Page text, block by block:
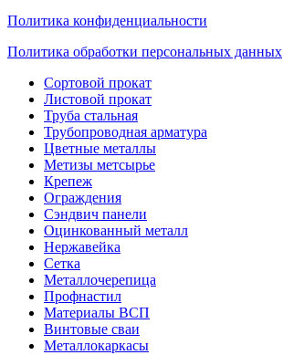
Политика конфиденциальности
Политика обработки персональных данных
Сортовой прокат
Листовой прокат
Труба стальная
Трубопроводная арматура
Цветные металлы
Метизы метсырье
Крепеж
Ограждения
Сэндвич панели
Оцинкованный металл
Нержавейка
Сетка
Металлочерепица
Профнастил
Материалы ВСП
Винтовые сваи
Металлокаркасы